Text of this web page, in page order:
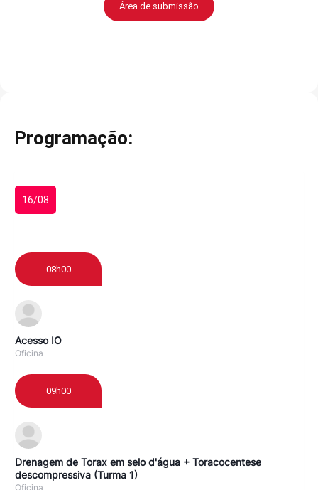
Área de submissão
Programação:
16/08
Acesso IO
Oficina
08h00
Drenagem de Torax em selo d'água + Toracocentese
descompressiva (Turma 1)
Oficina
09h00